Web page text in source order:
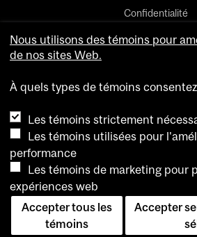
Confidentialité
Paramètres des
Pour nous joindre
Nous utilisons des témoins pour
de nos sites Web.
À quels types de témoins
Les témoins strictement
Les témoins utilisées pour
performance
Les témoins de marketing pour
expériences web
Accepter tous les
témoins
Accepter